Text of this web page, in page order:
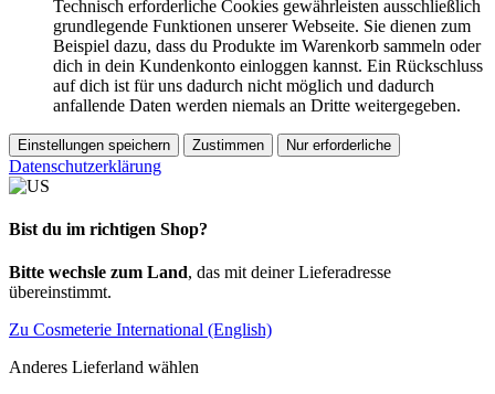
Technisch erforderliche Cookies gewährleisten ausschließlich
grundlegende Funktionen unserer Webseite. Sie dienen zum
Beispiel dazu, dass du Produkte im Warenkorb sammeln oder
dich in dein Kundenkonto einloggen kannst. Ein Rückschluss
auf dich ist für uns dadurch nicht möglich und dadurch
anfallende Daten werden niemals an Dritte weitergegeben.
Einstellungen speichern Zustimmen Nur erforderliche
Datenschutzerklärung
Bist du im richtigen Shop?
Bitte wechsle zum Land, das mit deiner Lieferadresse
übereinstimmt.
Zu Cosmeterie International (English)
Anderes Lieferland wählen